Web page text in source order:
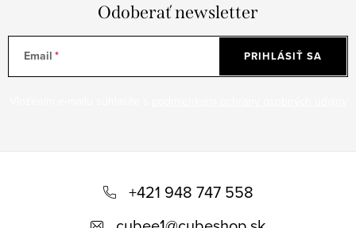
Odoberať newsletter
Email PRIHLÁSIŤ SA
+421 948 747 558